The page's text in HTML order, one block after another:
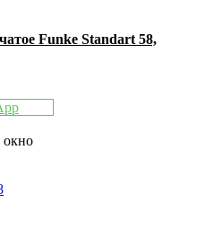
Funke Standart 58,
окно